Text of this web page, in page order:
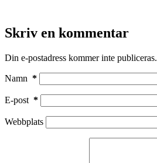
Skriv en kommentar
Din e-postadress kommer inte publiceras.
Namn *
E-post *
Webbplats